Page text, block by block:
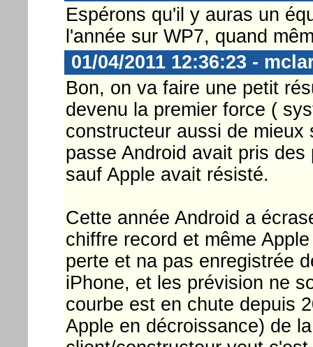
Espérons qu'il y auras un
l'année sur WP7, quand
01/04/2011 12:36:23 -
Bon, on va faire une petit
devenu la premier force (
constructeur aussi de
passe Android avait pris
sauf Apple avait résisté.
Cette année Android a
chiffre record et même
perte et na pas enregistrée
iPhone, et les prévision ne
courbe est en chute depuis
Apple en décroissance) de